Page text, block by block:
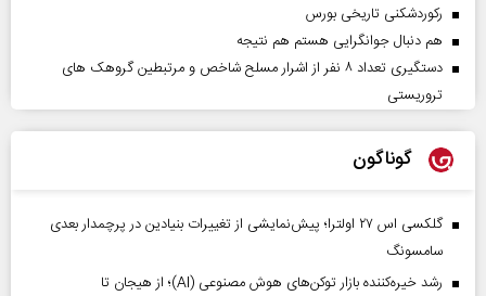
رکوردشکنی تاریخی بورس
هم دنبال جوانگرایی هستم هم نتیجه
دستگیری تعداد ۸ نفر از اشرار مسلح شاخص و مرتبطین گروهک های
تروریستی
گوناگون
گلکسی اس ۲۷ اولترا؛ پیش‌نمایشی از تغییرات بنیادین در پرچمدار بعدی
سامسونگ
رشد خیره‌کننده بازار توکن‌های هوش مصنوعی (AI)؛ از هیجان تا